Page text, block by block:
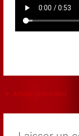
← Article précédent